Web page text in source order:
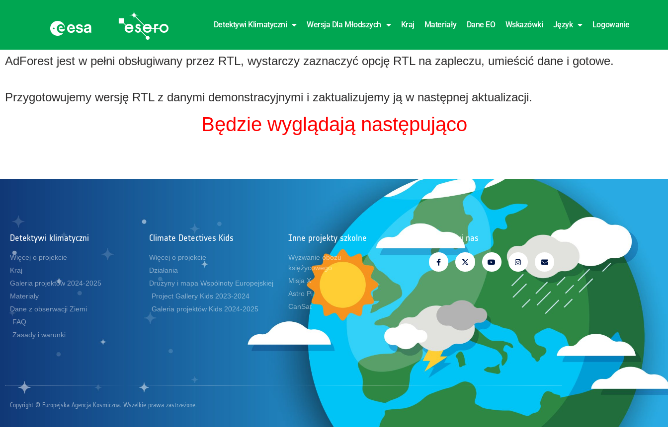
Detektywi Klimatyczni Wersja Dla Młodszych Kraj Materiały Dane EO Wskazówki Język Logowanie
AdForest jest w pełni obsługiwany przez RTL, wystarczy zaznaczyć opcję RTL na zapleczu, umieścić dane i gotowe.
Przygotowujemy wersję RTL z danymi demonstracyjnymi i zaktualizujemy ją w następnej aktualizacji.
Będzie wyglądają następująco
Detektywi klimatyczni
Więcej o projekcie
Kraj
Galeria projektów 2024-2025
Materiały
Dane z obserwacji Ziemi
FAQ
Zasady i warunki
Climate Detectives Kids
Więcej o projekcie
Działania
Drużyny i mapa Wspólnoty Europejskiej
Project Gallery Kids 2023-2024
Galeria projektów Kids 2024-2025
Inne projekty szkolne
Wyzwanie obozu
księżycowego
Misja X
Astro Pi
CanSat
Obserwuj nas
Copyright © Europejska Agencja Kosmiczna. Wszelkie prawa zastrzeżone.